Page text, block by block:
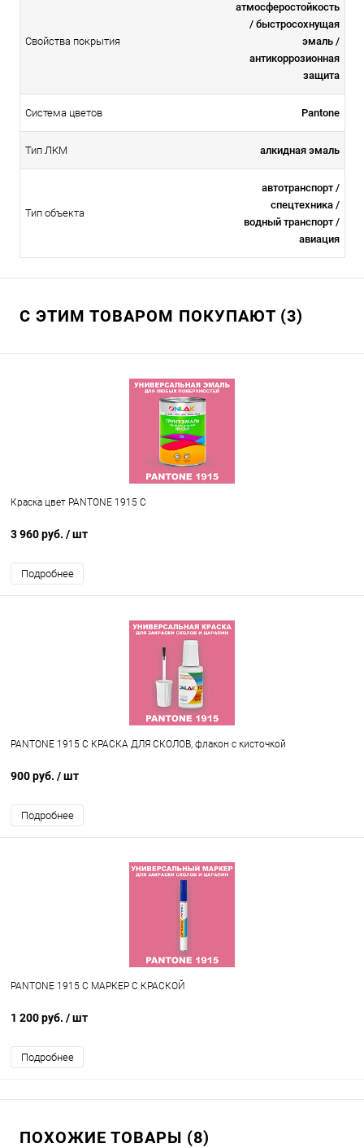
Свойства покрытия
атмосферостойкоcть
/ быстросохнущая
эмаль /
антикоррозионная
защита
Система цветов Pantone
Тип ЛКМ алкидная эмаль
Тип объекта
автотранспорт /
спецтехника /
водный транспорт /
авиация
С ЭТИМ ТОВАРОМ ПОКУПАЮТ (3)
Краска цвет PANTONE 1915 C
3 960 руб. / шт
Подробнее
PANTONE 1915 C КРАСКА ДЛЯ СКОЛОВ, флакон с кисточкой
900 руб. / шт
Подробнее
PANTONE 1915 C МАРКЕР С КРАСКОЙ
1 200 руб. / шт
Подробнее
ПОХОЖИЕ ТОВАРЫ (8)